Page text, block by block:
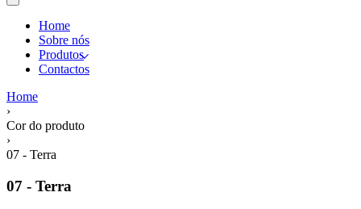
Home
Sobre nós
Produtos
Contactos
Home
›
Cor do produto
›
07 - Terra
07 - Terra